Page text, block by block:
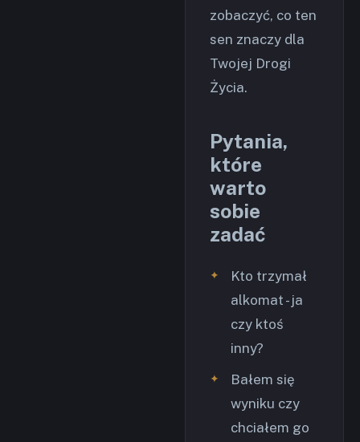
zobaczyć, co ten
sen znaczy dla
Twojej Drogi
Życia.
Pytania,
które
warto
sobie
zadać
Kto trzymał
alkomat - ja
czy ktoś
inny?
Bałem się
wyniku czy
chciałem go